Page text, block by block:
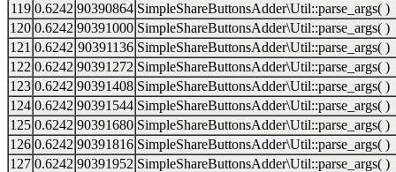
119 0.6242 90390864 SimpleShareButtonsAdder\Util::parse_args( )
120 0.6242 90391000 SimpleShareButtonsAdder\Util::parse_args( )
121 0.6242 90391136 SimpleShareButtonsAdder\Util::parse_args( )
122 0.6242 90391272 SimpleShareButtonsAdder\Util::parse_args( )
123 0.6242 90391408 SimpleShareButtonsAdder\Util::parse_args( )
124 0.6242 90391544 SimpleShareButtonsAdder\Util::parse_args( )
125 0.6242 90391680 SimpleShareButtonsAdder\Util::parse_args( )
126 0.6242 90391816 SimpleShareButtonsAdder\Util::parse_args( )
127 0.6242 90391952 SimpleShareButtonsAdder\Util::parse_args( )